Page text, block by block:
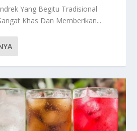
Yang Begitu Tradisional
Khas Dan Memberikan...